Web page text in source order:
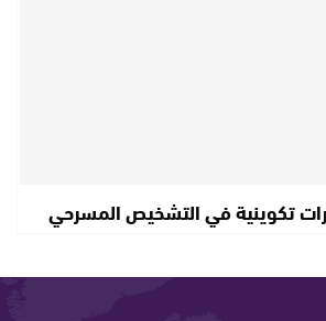
تكوينية في التشخيص المسرحي